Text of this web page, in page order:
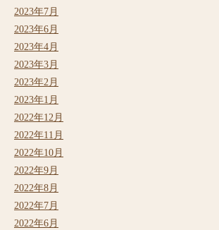
2023年7月
2023年6月
2023年4月
2023年3月
2023年2月
2023年1月
2022年12月
2022年11月
2022年10月
2022年9月
2022年8月
2022年7月
2022年6月